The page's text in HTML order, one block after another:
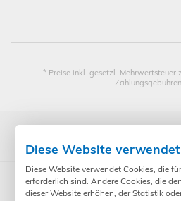
* Preise inkl. gesetzl. Mehrwertsteuer
Kategorien
ST -
Diese Website
Diese Website verwendet Cookies, die
erforderlich sind. Andere Cookies, die
dieser Website erhöhen, der Statistik